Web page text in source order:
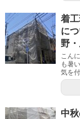
着
に
野
こん
も暑
気を
中